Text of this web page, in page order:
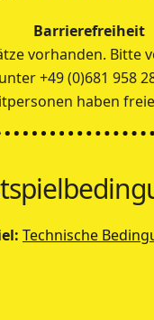
Barrierefreiheit
vorhanden. Bitte
unter +49 (0)681 958
haben
Technische